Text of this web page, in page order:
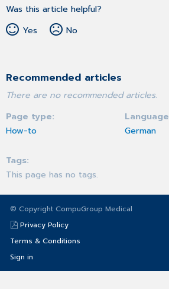
Was this article helpful?
Yes
No
Recommended articles
There are no recommended articles.
Page type
How-to
Language
German
Tags
This page has no tags.
© Copyright CompuGroup Medical
Privacy Policy
Terms & Conditions
Sign in